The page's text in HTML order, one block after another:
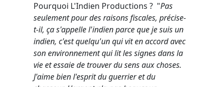
Pourquoi L'Indien Productions ? "Pas
seulement pour des raisons fiscales, précise-
t-il, ça s'appelle l'indien parce que je suis un
indien, c'est quelqu'un qui vit en accord avec
son environnement qui lit les signes dans la
vie et essaie de trouver du sens aux choses.
J'aime bien l'esprit du guerrier et du